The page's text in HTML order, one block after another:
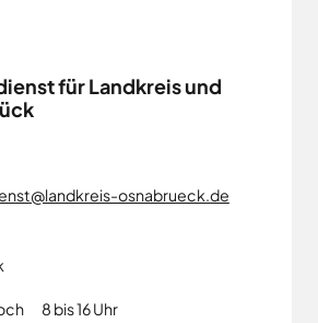
für Landkreis und
osnabrueck.de
8 bis 16 Uhr